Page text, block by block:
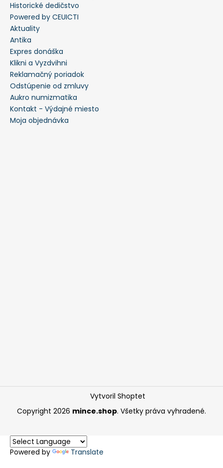
Historické dedičstvo
Powered by CEUICTI
Aktuality
Antika
Expres donáška
Klikni a Vyzdvihni
Reklamačný poriadok
Odstúpenie od zmluvy
Aukro numizmatika
Kontakt - Výdajné miesto
Moja objednávka
Vytvoril Shoptet
Copyright 2026 mince.shop. Všetky práva vyhradené.
Powered by Translate